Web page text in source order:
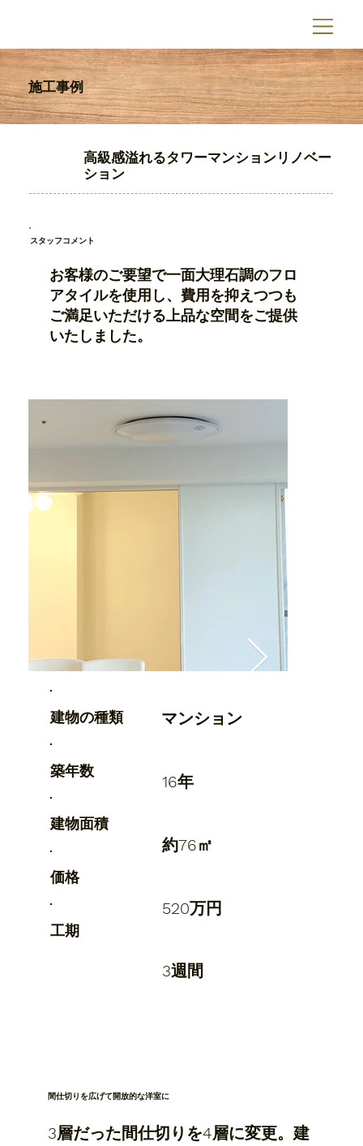
施工事例
高級感溢れるタワーマンションリノベー
ション
スタッフコメント
お客様のご要望で一面大理石調のフロ
アタイルを使用し、費用を抑えつつも
ご満足いただける上品な空間をご提供
いたしました。
​建物の種類
築年数
建物面積
価格
​工期
マンション
16年
約76㎡
520万円
3週間
間仕切りを広げて開放的な洋室に
3層だった間仕切りを4層に変更。建